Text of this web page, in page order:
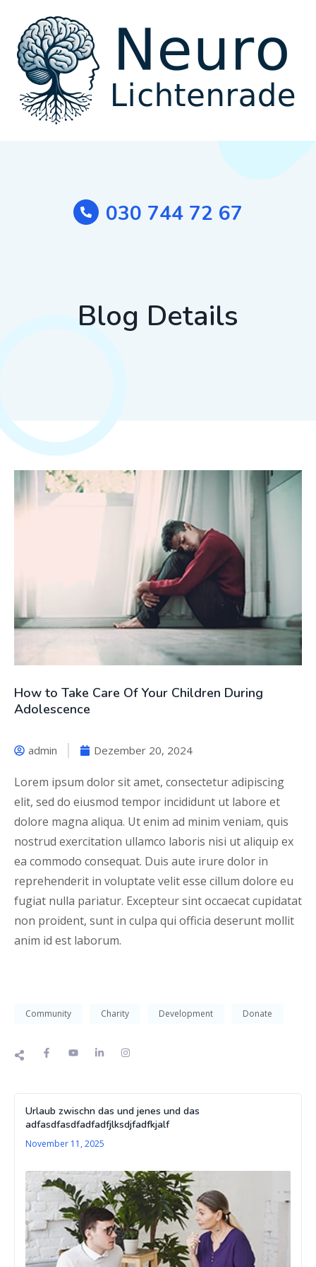
030 744 72 67
Blog Details
Urlaub zwischn das und jenes und das
adfasdfasdfadfadfjlksdjfadfkjalf
November 11, 2025
How to Take Care Of Your Children During
Adolescence
admin Dezember 20, 2024
Lorem ipsum dolor sit amet, consectetur adipiscing
elit, sed do eiusmod tempor incididunt ut labore et
dolore magna aliqua. Ut enim ad minim veniam, quis
nostrud exercitation ullamco laboris nisi ut aliquip ex
ea commodo consequat. Duis aute irure dolor in
reprehenderit in voluptate velit esse cillum dolore eu
fugiat nulla pariatur. Excepteur sint occaecat cupidatat
non proident, sunt in culpa qui officia deserunt mollit
anim id est laborum.
Community Charity Development Donate